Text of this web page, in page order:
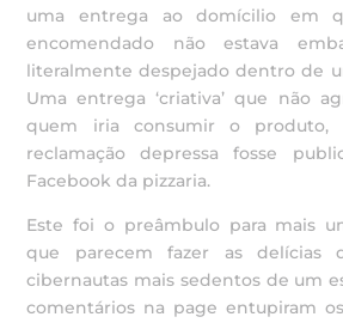
uma entrega ao domícilio em
encomendado não estava
literalmente despejado dentro de
Uma entrega ‘criativa’ que não
quem iria consumir o produto,
reclamação depressa fosse
Facebook da pizzaria.
Este foi o preâmbulo para mais
que parecem fazer as delícias
cibernautas mais sedentos de um
comentários na page entupiram